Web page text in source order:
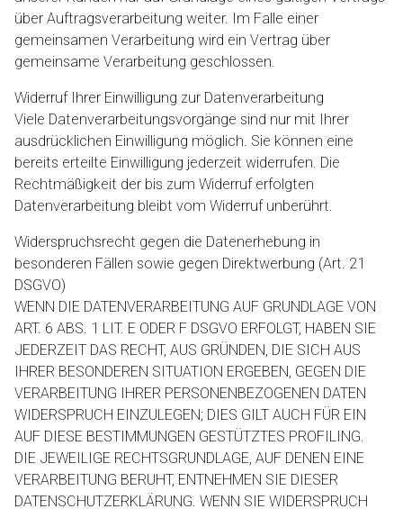
über Auftragsverarbeitung weiter. Im Falle einer
gemeinsamen Verarbeitung wird ein Vertrag über
gemeinsame Verarbeitung geschlossen.
Widerruf Ihrer Einwilligung zur Datenverarbeitung
Viele Datenverarbeitungsvorgänge sind nur mit Ihrer
ausdrücklichen Einwilligung möglich. Sie können eine
bereits erteilte Einwilligung jederzeit widerrufen. Die
Rechtmäßigkeit der bis zum Widerruf erfolgten
Datenverarbeitung bleibt vom Widerruf unberührt.
Widerspruchsrecht gegen die Datenerhebung in
besonderen Fällen sowie gegen Direktwerbung (Art. 21
DSGVO)
WENN DIE DATENVERARBEITUNG AUF GRUNDLAGE VON
ART. 6 ABS. 1 LIT. E ODER F DSGVO ERFOLGT, HABEN SIE
JEDERZEIT DAS RECHT, AUS GRÜNDEN, DIE SICH AUS
IHRER BESONDEREN SITUATION ERGEBEN, GEGEN DIE
VERARBEITUNG IHRER PERSONENBEZOGENEN DATEN
WIDERSPRUCH EINZULEGEN; DIES GILT AUCH FÜR EIN
AUF DIESE BESTIMMUNGEN GESTÜTZTES PROFILING.
DIE JEWEILIGE RECHTSGRUNDLAGE, AUF DENEN EINE
VERARBEITUNG BERUHT, ENTNEHMEN SIE DIESER
DATENSCHUTZERKLÄRUNG. WENN SIE WIDERSPRUCH